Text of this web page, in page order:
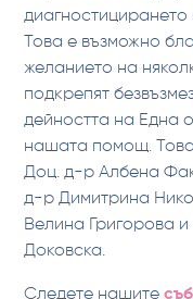
Това е възможно
желанието на
подкрепят
дейността на Една
нашата помощ.
Доц. д-р Албена
д-р Димитрина
Велина Григорова и
Доковска.
Следете нашите